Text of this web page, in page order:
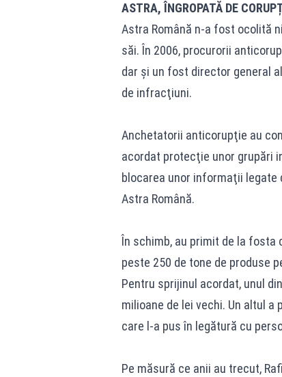
ASTRA, ÎNGROPATĂ DE
Astra Română n-a fost ocolită
săi. În 2006, procurorii
dar și un fost director general
de infracţiuni.
Anchetatorii anticorupţie au
acordat protecţie unor grupări
blocarea unor informaţii
Astra Română.
În schimb, au primit de la
peste 250 de tone de produse
Pentru sprijinul acordat, unul
milioane de lei vechi. Un altul a
care l-a pus în legătură cu
Pe măsură ce anii au trecut,